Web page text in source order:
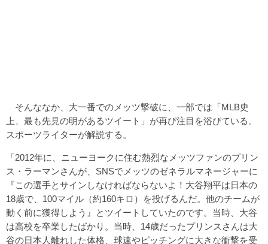
そんななか、大一番でのメッツ撃破に、一部では「MLB史
上、最も先見の明があるツイート」が再び注目を浴びている。
スポーツライターが解説する。
「2012年に、ニューヨークに住む熱烈なメッツファンのプリン
ス・ラーマンさんが、SNSでメッツのゼネラルマネージャーに
『この選手とサインしなければならないよ！大谷翔平は日本の
18歳で、100マイル（約160キロ）を投げるんだ。他のチームが
動く前に獲得しよう』とツイートしていたのです。当時、大谷
は高校を卒業したばかり。当時、14歳だったプリンスさんは大
谷の日本人離れした体格、球速やピッチングに大きな衝撃を受